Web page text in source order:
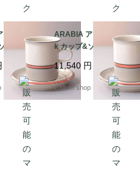
ビア asla
ーサー 7.5
ク 北欧食
ンド ヴィン
ティーク_it
ARABIA アラビア asla
k カップ&ソーサー 7.5
cm高 アスラク 北欧食
器 フィンランド ヴィン
テージ アンティーク_it
4421
11,540 円
Callum shop